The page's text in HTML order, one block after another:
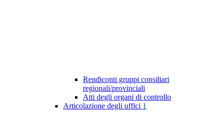
Rendiconti gruppi consiliari
regionali/provinciali
Atti degli organi di controllo
Articolazione degli uffici 1